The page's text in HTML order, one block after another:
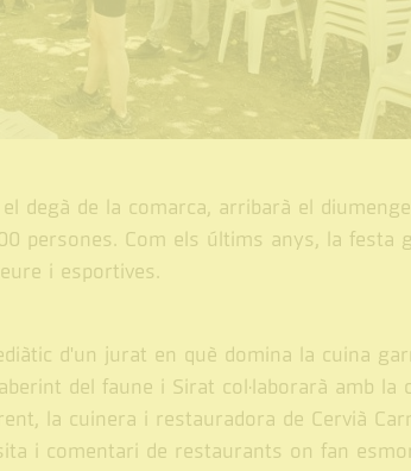
degà de la comarca, arribarà el
persones. Com els últims anys, la festa
i esportives.
d'un jurat en què domina la cuina
del faune i Sirat col·laborarà amb la
la cuinera i restauradora de Cervià
i comentari de restaurants on fan